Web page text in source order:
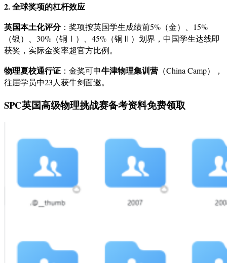
2. 全球奖项的杠杆效应
英国本土化评分：奖项按英国学生成绩前5%（金）、15%
（银）、30%（铜Ⅰ）、45%（铜Ⅱ）划界，中国学生达线即
获奖，实际金奖率超官方比例。
物理夏校通行证 ：金奖可申牛津物理集训营 （China Camp），
往届学员中23人获牛剑面邀。
SPC英国高级物理挑战赛备考资料免费领取